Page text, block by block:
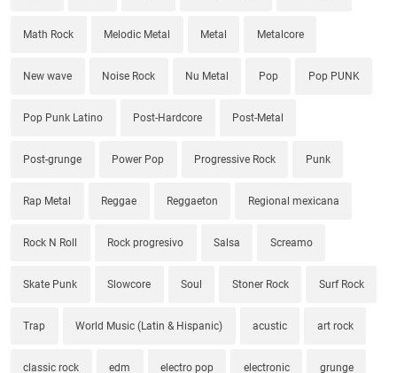
Math Rock Melodic Metal Metal Metalcore
New wave Noise Rock Nu Metal Pop Pop PUNK
Pop Punk Latino Post-Hardcore Post-Metal
Post-grunge Power Pop Progressive Rock Punk
Rap Metal Reggae Reggaeton Regional mexicana
Rock N Roll Rock progresivo Salsa Screamo
Skate Punk Slowcore Soul Stoner Rock Surf Rock
Trap World Music (Latin & Hispanic) acustic art rock
classic rock edm electro pop electronic grunge